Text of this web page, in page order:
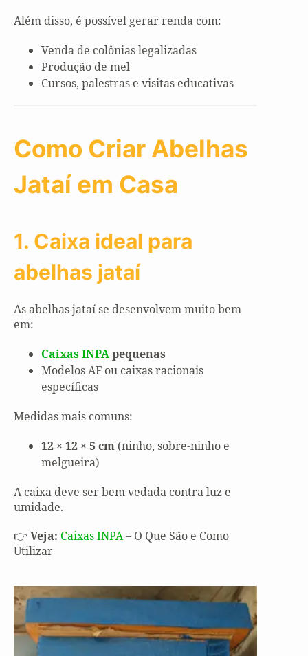
Além disso, é possível gerar renda com:
Venda de colônias legalizadas
Produção de mel
Cursos, palestras e visitas educativas
Como Criar Abelhas
Jataí em Casa
1. Caixa ideal para
abelhas jataí
As abelhas jataí se desenvolvem muito bem
em:
Caixas INPApequenas
Modelos AF ou caixas racionais
específicas
Medidas mais comuns:
12 × 12 × 5 cm (ninho, sobre-ninho e
melgueira)
A caixa deve ser bem vedada contra luz e
umidade.
👉 Veja: Caixas INPA– O Que São e Como
Utilizar